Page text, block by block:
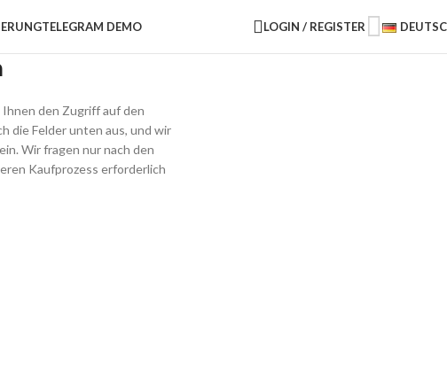
TELEGRAM DEMO LOGIN / REGISTER
den Zugriff auf den
die Felder unten aus, und wir
Wir fragen nur nach den
Kaufprozess erforderlich